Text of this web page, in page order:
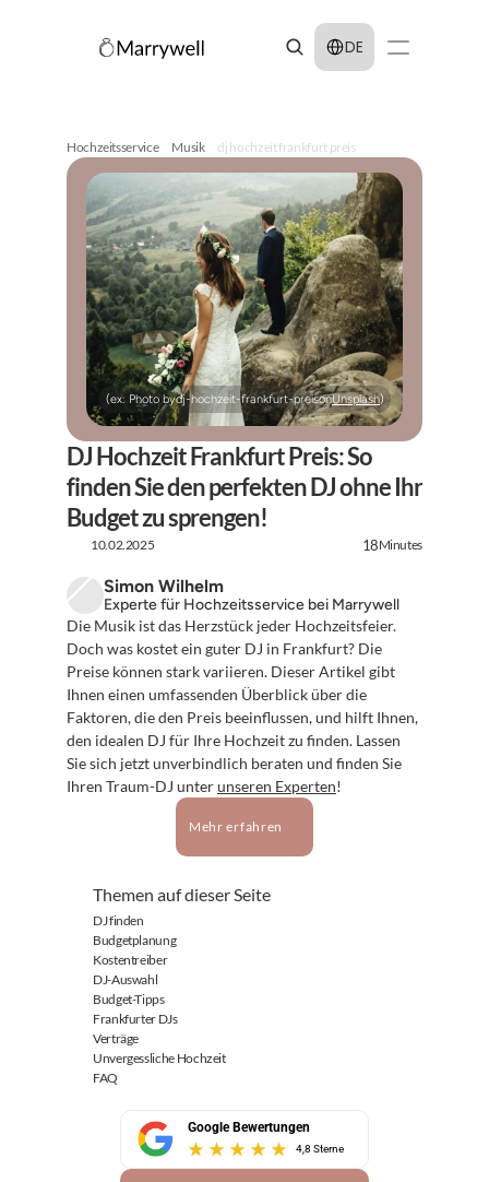
Select Language
DE
Hochzeitsservice Musik dj hochzeit frankfurt preis
(ex: Photo bydj-hochzeit-frankfurt-preisonUnsplash)
DJ Hochzeit Frankfurt Preis: So
finden Sie den perfekten DJ ohne Ihr
Budget zu sprengen!
10.02.2025 18Minutes
Simon Wilhelm
Experte für Hochzeitsservice bei Marrywell
Die Musik ist das Herzstück jeder Hochzeitsfeier.
Doch was kostet ein guter DJ in Frankfurt? Die
Preise können stark variieren. Dieser Artikel gibt
Ihnen einen umfassenden Überblick über die
Faktoren, die den Preis beeinflussen, und hilft Ihnen,
den idealen DJ für Ihre Hochzeit zu finden. Lassen
Sie sich jetzt unverbindlich beraten und finden Sie
Ihren Traum-DJ unter unseren Experten!
Mehr erfahren
Themen auf dieser Seite
DJ finden
Budgetplanung
Kostentreiber
DJ-Auswahl
Budget-Tipps
Frankfurter DJs
Verträge
Unvergessliche Hochzeit
FAQ
Google Bewertungen
4,8 Sterne